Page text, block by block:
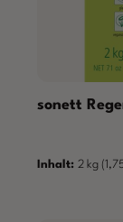
sonett
Inhalt: 2 kg